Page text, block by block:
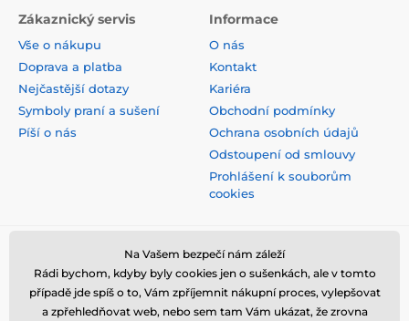
Zákaznický servis
Vše o nákupu
Doprava a platba
Nejčastější dotazy
Symboly praní a sušení
Píší o nás
Informace
O nás
Kontakt
Kariéra
Obchodní podmínky
Ochrana osobních údajů
Odstoupení od smlouvy
Prohlášení k souborům
cookies
Bezpečná platba kartou
Na Vašem bezpečí nám záleží
Rádi bychom, kdyby byly cookies jen o sušenkách, ale v tomto
případě jde spíš o to, Vám zpříjemnit nákupní proces, vylepšovat
a zpřehledňovat web, nebo sem tam Vám ukázat, že zrovna